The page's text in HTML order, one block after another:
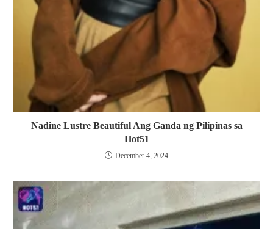
Nadine Lustre Beautiful Ang Ganda ng Pilipinas sa
Hot51
December 4, 2024